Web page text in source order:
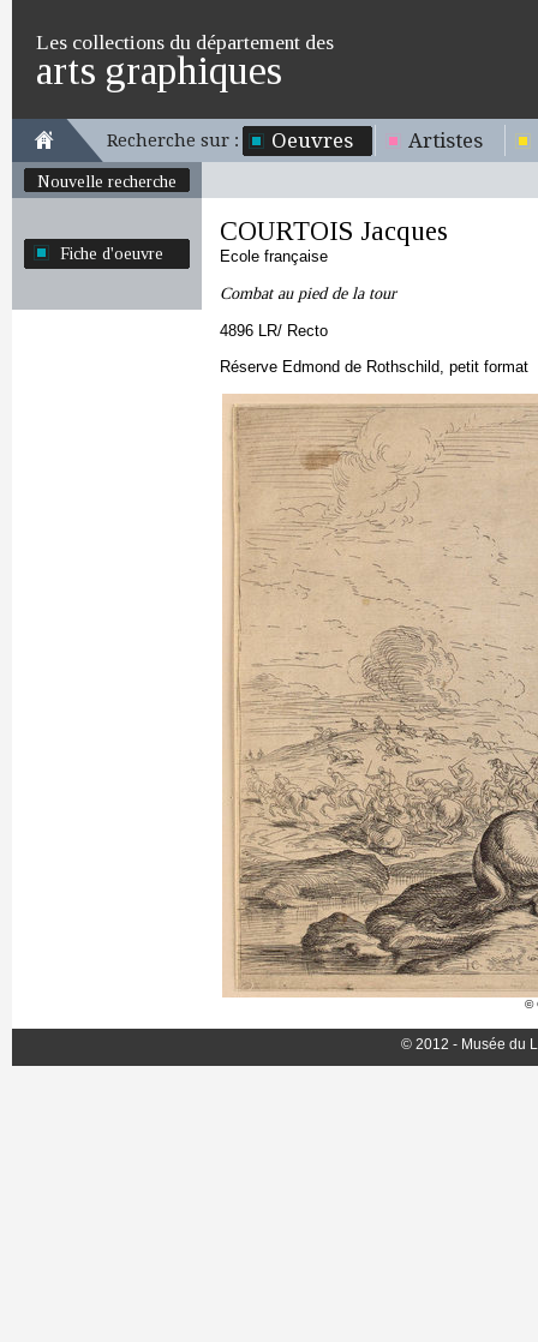
Les collections du département des
arts graphiques
Recherche sur : Oeuvres Artistes
Nouvelle recherche
Fiche d'oeuvre
COURTOIS Jacques
Ecole française
Combat au pied de la tour
4896 LR/ Recto
Réserve Edmond de Rothschild, petit format
©
© 2012 - Musée du